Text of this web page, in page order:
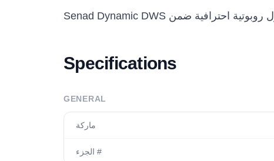
Specifications
GENERAL
ماركة
الجزء #